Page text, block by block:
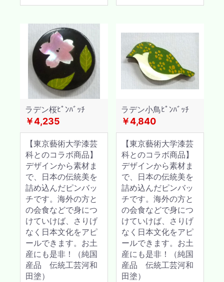
ラデン桜ﾋﾟﾝﾊﾞｯﾁ
￥4,235
【東京藝術大学漆芸
科とのコラボ商品】
デザインから素材ま
で、日本の伝統美を
詰め込んだピンバッ
チです。海外の方と
の会食などで身につ
けていけば、さりげ
なく日本文化をアピ
ールできます。お土
産にも是非！（純国
産品 伝統工芸河和
田塗）
ラデン小鳥ﾋﾟﾝﾊﾞｯﾁ
￥4,840
【東京藝術大学漆芸
科とのコラボ商品】
デザインから素材ま
で、日本の伝統美を
詰め込んだピンバッ
チです。海外の方と
の会食などで身につ
けていけば、さりげ
なく日本文化をアピ
ールできます。お土
産にも是非！（純国
産品 伝統工芸河和
田塗）